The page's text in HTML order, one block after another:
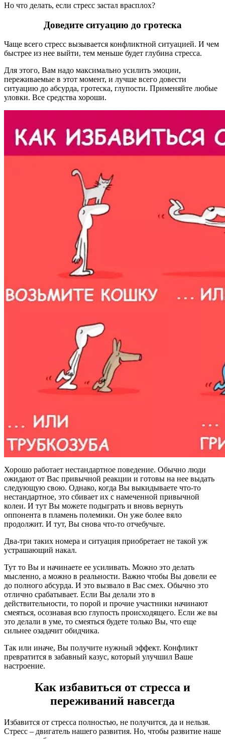
Но что делать, если стресс застал врасплох?
Доведите ситуацию до гротеска
Чаще всего стресс вызывается конфликтной ситуацией. И чем
быстрее из нее выйти, тем меньше будет глубина стресса.
Для этого, Вам надо максимально усилить эмоции,
переживаемые в этот момент, и лучше всего довести
ситуацию до абсурда, гротеска, глупости. Применяйте любые
уловки. Все средства хороши.
Хорошо работает нестандартное поведение. Обычно люди
ожидают от Вас привычной реакции и готовы на нее выдать
следующую свою. Однако, когда Вы выкидываете что-то
нестандартное, это сбивает их с намеченной привычной
колеи. И тут Вы можете подыграть и вновь вернуть
оппонента в пламень полемики. Он уже более вяло
продолжит. И тут, Вы снова что-то отчебучьте.
Два-три таких номера и ситуация приобретает не такой уж
устрашающий накал.
Тут то Вы и начинаете ее усиливать. Можно это делать
мысленно, а можно в реальности. Важно чтобы Вы довели ее
до полного абсурда. И это вызвало в Вас смех. Обычно это
отлично срабатывает. Если Вы делали это в
действительности, то порой и прочие участники начинают
смеяться, осознавая всю глупость происходящего. Если же вы
это делали в уме, то смеяться будете только Вы, что еще
сильнее озадачит обидчика.
Так или иначе, Вы получите нужный эффект. Конфликт
превратится в забавный казус, который улучшил Ваше
настроение.
Как избавиться от стресса и
переживаний навсегда
Избавится от стресса полностью, не получится, да и нельзя.
Стресс – двигатель нашего развития. Но, чтобы развитие наше